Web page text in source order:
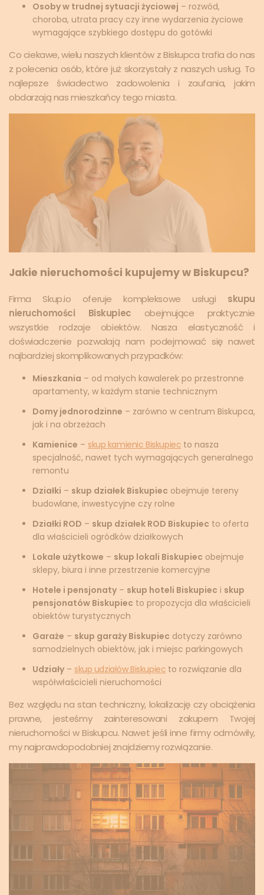
Osoby w trudnej sytuacji życiowej – rozwód,
choroba, utrata pracy czy inne wydarzenia życiowe
wymagające szybkiego dostępu do gotówki
Co ciekawe, wielu naszych klientów z Biskupca trafia do nas
z polecenia osób, które już skorzystały z naszych usług. To
najlepsze świadectwo zadowolenia i zaufania, jakim
obdarzają nas mieszkańcy tego miasta.
Jakie nieruchomości kupujemy w Biskupcu?
Firma Skup.io oferuje kompleksowe usługi skupu
nieruchomości Biskupiec obejmujące praktycznie
wszystkie rodzaje obiektów. Nasza elastyczność i
doświadczenie pozwalają nam podejmować się nawet
najbardziej skomplikowanych przypadków:
Mieszkania – od małych kawalerek po przestronne
apartamenty, w każdym stanie technicznym
Domy jednorodzinne – zarówno w centrum Biskupca,
jak i na obrzeżach
Kamienice – skup kamienic Biskupiec to nasza
specjalność, nawet tych wymagających generalnego
remontu
Działki – skup działek Biskupiec obejmuje tereny
budowlane, inwestycyjne czy rolne
Działki ROD – skup działek ROD Biskupiec to oferta
dla właścicieli ogródków działkowych
Lokale użytkowe – skup lokali Biskupiec obejmuje
sklepy, biura i inne przestrzenie komercyjne
Hotele i pensjonaty – skup hoteli Biskupiec i skup
pensjonatów Biskupiec to propozycja dla właścicieli
obiektów turystycznych
Garaże – skup garaży Biskupiec dotyczy zarówno
samodzielnych obiektów, jak i miejsc parkingowych
Udziały – skup udziałów Biskupiec to rozwiązanie dla
współwłaścicieli nieruchomości
Bez względu na stan techniczny, lokalizację czy obciążenia
prawne, jesteśmy zainteresowani zakupem Twojej
nieruchomości w Biskupcu. Nawet jeśli inne firmy odmówiły,
my najprawdopodobniej znajdziemy rozwiązanie.